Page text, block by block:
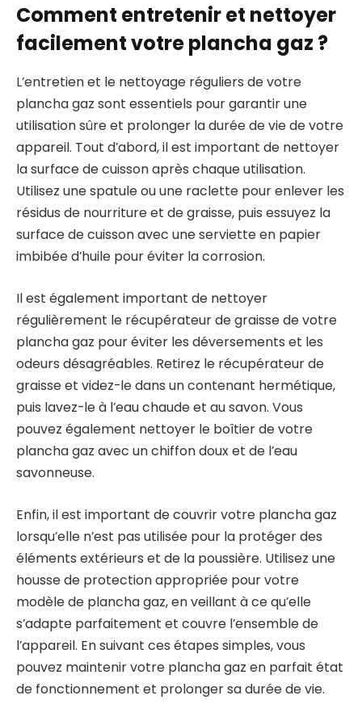
Comment entretenir et nettoyer
facilement votre plancha gaz ?
L’entretien et le nettoyage réguliers de votre
plancha gaz sont essentiels pour garantir une
utilisation sûre et prolonger la durée de vie de votre
appareil. Tout d’abord, il est important de nettoyer
la surface de cuisson après chaque utilisation.
Utilisez une spatule ou une raclette pour enlever les
résidus de nourriture et de graisse, puis essuyez la
surface de cuisson avec une serviette en papier
imbibée d’huile pour éviter la corrosion.
Il est également important de nettoyer
régulièrement le récupérateur de graisse de votre
plancha gaz pour éviter les déversements et les
odeurs désagréables. Retirez le récupérateur de
graisse et videz-le dans un contenant hermétique,
puis lavez-le à l’eau chaude et au savon. Vous
pouvez également nettoyer le boîtier de votre
plancha gaz avec un chiffon doux et de l’eau
savonneuse.
Enfin, il est important de couvrir votre plancha gaz
lorsqu’elle n’est pas utilisée pour la protéger des
éléments extérieurs et de la poussière. Utilisez une
housse de protection appropriée pour votre
modèle de plancha gaz, en veillant à ce qu’elle
s’adapte parfaitement et couvre l’ensemble de
l’appareil. En suivant ces étapes simples, vous
pouvez maintenir votre plancha gaz en parfait état
de fonctionnement et prolonger sa durée de vie.